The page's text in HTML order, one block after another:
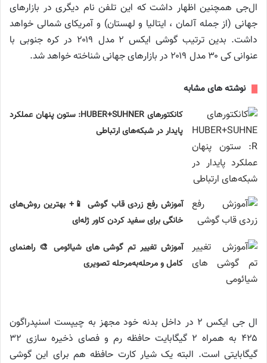
ال‌جی همچنین اظهار داشت که این تلفن نام دیگری در بازارهای
جهانی (از جمله آلمان ، ایتالیا و لهستان) و آمریکای شمالی خواهد
داشت. بدین ترتیب گوشی ایکس ۲ مدل ۲۰۱۹ در کره جنوبی با
عنوانی کی ۳۰ مدل ۲۰۱۹ در بازارهای جهانی شناخته خواهد شد.
نوشته های مشابه
کانکتورهای HUBER+SUHNER: ستون پنهان عملکرد
پایدار در شبکه‌های ارتباطی
آموزش رفع زردی قاب گوشی 📱+ بهترین روش‌های
خانگی برای سفید کردن کاور ژله‌ای
آموزش تغییر تم گوشی های شیائومی 🎨 راهنمای
کامل و مرحله‌به‌مرحله تصویری
ال جی ایکس ۲ در داخل بدنه خود مجهز به چیپست اسنپدراگون
۴۲۵ به همراه ۲ گیگابایت حافظه رم و فصای ذخیره سازی ۳۲
گیگابایتی است. البته یک شیار کارت حافظه هم برای این گوشی